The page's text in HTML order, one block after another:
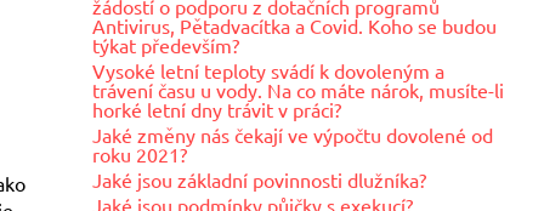
žádostí o podporu z dotačních programů
Antivirus, Pětadvacítka a Covid. Koho se budou
týkat především?
Vysoké letní teploty svádí k dovoleným a
trávení času u vody. Na co máte nárok, musíte-li
horké letní dny trávit v práci?
Jaké změny nás čekají ve výpočtu dovolené od
roku 2021?
Jaké jsou základní povinnosti dlužníka?
Jaké jsou podmínky půjčky s exekucí?